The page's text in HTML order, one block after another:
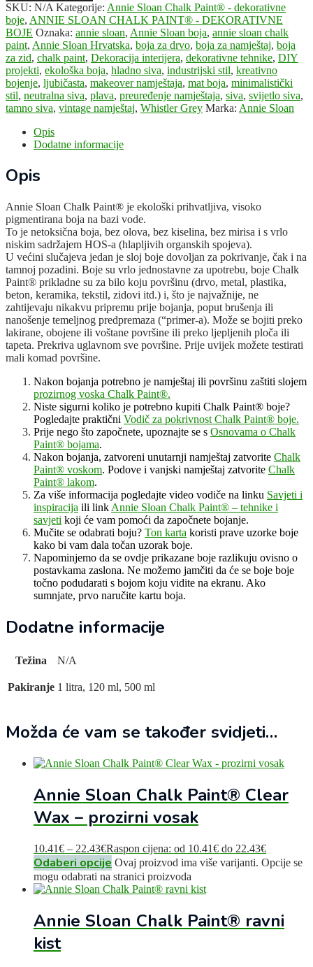
SKU: N/A Kategorije: Annie Sloan Chalk Paint® - dekorativne
boje, ANNIE SLOAN CHALK PAINT® - DEKORATIVNE
BOJE Oznaka: annie sloan, Annie Sloan boja, annie sloan chalk
paint, Annie Sloan Hrvatska, boja za drvo, boja za namještaj, boja
za zid, chalk paint, Dekoracija interijera, dekorativne tehnike, DIY
projekti, ekološka boja, hladno siva, industrijski stil, kreativno
bojenje, ljubičasta, makeover namještaja, mat boja, minimalistički
stil, neutralna siva, plava, preuređenje namještaja, siva, svijetlo siva,
tamno siva, vintage namještaj, Whistler Grey Marka: Annie Sloan
Opis
Dodatne informacije
Opis
Annie Sloan Chalk Paint® je ekološki prihvatljiva, visoko
pigmentirana boja na bazi vode.
To je netoksična boja, bez olova, bez kiselina, bez mirisa i s vrlo
niskim sadržajem HOS-a (hlapljivih organskih spojeva).
U većini slučajeva jedan je sloj boje dovoljan za pokrivanje, čak i na
tamnoj pozadini. Boje su vrlo jednostavne za upotrebu, boje Chalk
Paint® prikladne su za bilo koju površinu (drvo, metal, plastika,
beton, keramika, tekstil, zidovi itd.) i, što je najvažnije, ne
zahtijevaju nikakvu pripremu prije bojanja, poput brušenja ili
nanošenje temeljnog predpremaza (“primer-a). Može se bojiti preko
lakirane, obojene ili voštane površine ili preko ljepljenih ploča ili
tapeta. Prekriva uglavnom sve površine. Prije uvijek možete testirati
mali komad površine.
Nakon bojanja potrebno je namještaj ili površinu zaštiti slojem
prozirnog voska Chalk Paint®.
Niste sigurni koliko je potrebno kupiti Chalk Paint® boje?
Pogledajte praktični Vodič za pokrivnost Chalk Paint® boje.
Prije nego što započnete, upoznajte se s Osnovama o Chalk
Paint® bojama.
Nakon bojanja, zatvoreni unutarnji namještaj zatvorite Chalk
Paint® voskom. Podove i vanjski namještaj zatvorite Chalk
Paint® lakom.
Za više informacija pogledajte video vodiče na linku Savjeti i
inspiracija ili link Annie Sloan Chalk Paint® – tehnike i
savjeti koji će vam pomoći da započnete bojanje.
Mučite se odabrati boju? Ton karta koristi prave uzorke boje
kako bi vam dala točan uzorak boje.
Napominjemo da se ovdje prikazane boje razlikuju ovisno o
postavkama zaslona. Ne možemo jamčiti da će se boje boje
točno podudarati s bojom koju vidite na ekranu. Ako
sumnjate, prvo naručite kartu boja.
Dodatne informacije
Težina N/A
Pakiranje 1 litra, 120 ml, 500 ml
Možda će vam se također svidjeti…
Annie Sloan Chalk Paint® Clear
Wax – prozirni vosak
10.41€ – 22.43€Raspon cijena: od 10.41€ do 22.43€
Odaberi opcije Ovaj proizvod ima više varijanti. Opcije se
mogu odabrati na stranici proizvoda
Annie Sloan Chalk Paint® ravni
kist